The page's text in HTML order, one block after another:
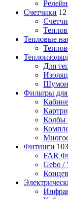
Счетчики 12
Тепловые
Для
Фильтры
Колбы
Фитинги 103
FAR
Gebo /